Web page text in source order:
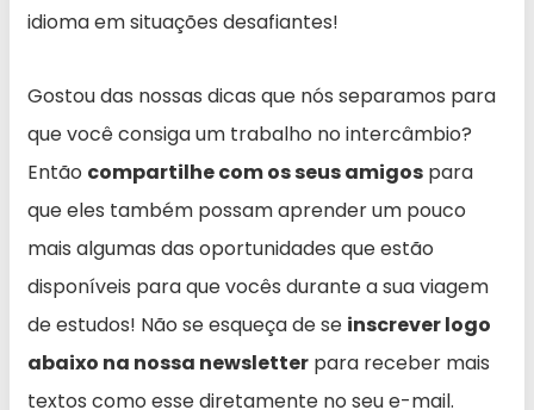
idioma em situações desafiantes!
Gostou das nossas dicas que nós separamos para
que você consiga um trabalho no intercâmbio?
Então compartilhe com os seus amigos para
que eles também possam aprender um pouco
mais algumas das oportunidades que estão
disponíveis para que vocês durante a sua viagem
de estudos! Não se esqueça de se inscrever logo
abaixo na nossa newsletter para receber mais
textos como esse diretamente no seu e-mail.